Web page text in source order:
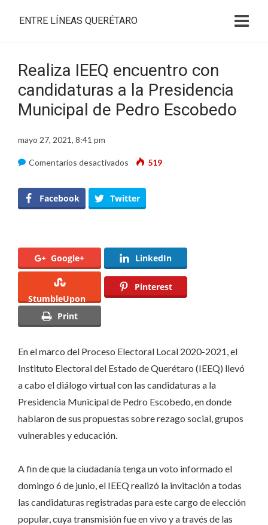
ENTRE LÍNEAS QUERÉTARO
Realiza IEEQ encuentro con
candidaturas a la Presidencia
Municipal de Pedro Escobedo
mayo 27, 2021, 8:41 pm
Comentarios desactivados en
IEEQ
encuentro
candidaturas
a
la
Presidencia
519
Facebook Twitter
Google+ LinkedIn
StumbleUpon
Pinterest
Print
En el marco del Proceso Electoral Local 2020-2021, el
Instituto Electoral del Estado de Querétaro (IEEQ) llevó
a cabo el diálogo virtual con las candidaturas a la
Presidencia Municipal de Pedro Escobedo, en donde
hablaron de sus propuestas sobre rezago social, grupos
vulnerables y educación.
A fin de que la ciudadanía tenga un voto informado el
domingo 6 de junio, el IEEQ realizó la invitación a todas
las candidaturas registradas para este cargo de elección
popular, cuya transmisión fue en vivo y a través de las